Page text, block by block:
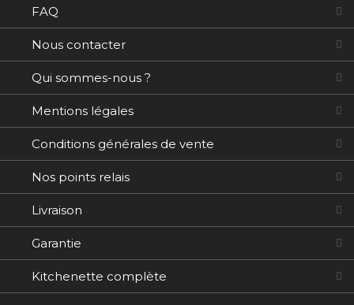
FAQ
Nous contacter
Qui sommes-nous ?
Mentions légales
Conditions générales de vente
Nos points relais
Livraison
Garantie
Kitchenette complète